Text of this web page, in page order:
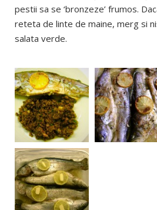
pestii sa se ‘bronzeze’ frumos.
reteta de linte de maine, merg si
salata verde.